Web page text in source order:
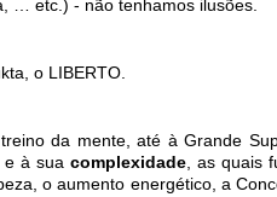
… etc.) - não tenhamos ilusões.
o LIBERTO.
treino da mente, até à Grande
e à sua complexidade, as quais
o aumento energético, a